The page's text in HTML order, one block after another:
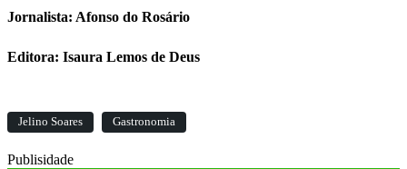
Jornalista: Afonso do Rosário
Editora: Isaura Lemos de Deus
Jelino Soares Gastronomia
Publisidade